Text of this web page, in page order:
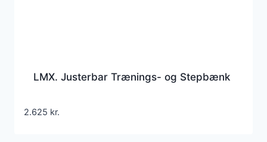
LMX. Justerbar Trænings- og Stepbænk
2.625 kr.